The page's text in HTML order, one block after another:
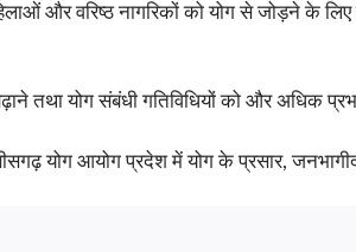
और वरिष्ठ नागरिकों को योग से जोड़ने के
योग संबंधी गतिविधियों को और अधिक
योग आयोग प्रदेश में योग के प्रसार,